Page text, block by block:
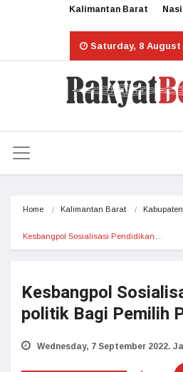
Kalimantan Barat
Saturday, 8 August
Home Kalimantan Barat
Kesbangpol Sosialisasi Pendidikan…
Kesbangpol
politik Bagi Pemilih
Wednesday, 7 September 2022.